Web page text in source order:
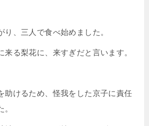
り、三人で食べ始めました。
来る梨花に、来すぎだと言います。
助けるため、怪我をした京子に責任
。